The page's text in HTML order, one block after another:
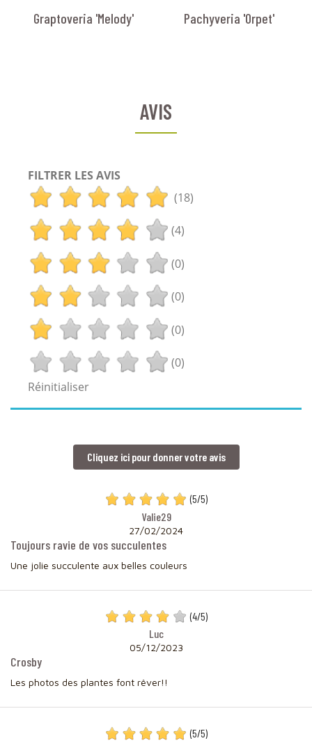
Graptoveria 'Melody' Pachyveria 'Orpet'
AVIS
FILTRER LES AVIS
(18)
(4)
(0)
(0)
(0)
(0)
Réinitialiser
Cliquez ici pour donner votre avis
(5/5)
Valie29
27/02/2024
Toujours ravie de vos succulentes
Une jolie succulente aux belles couleurs
(4/5)
Luc
05/12/2023
Crosby
Les photos des plantes font rêver!!
(5/5)